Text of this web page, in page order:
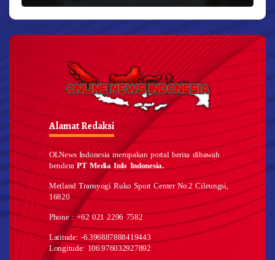
Alamat Redaksi
OLNews Indonesia merupakan portal berita dibawah
benderaPT Media Info Indonesia.
Metland Transyogi Ruko Sport Center No.2 Cileungsi,
16820
Phone : +62 021 2296 7582
Latitude: -6.396887888419443
Longitude: 106.976032927892